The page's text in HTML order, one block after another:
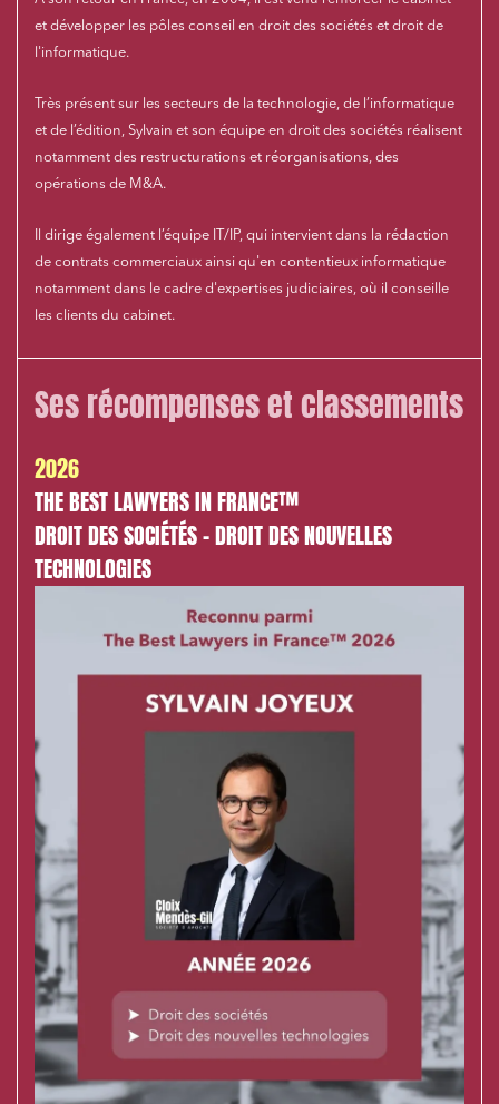
et développer les pôles conseil en droit des sociétés et droit de
l'informatique.
Très présent sur les secteurs de la technologie, de l’informatique
et de l’édition, Sylvain et son équipe en droit des sociétés réalisent
notamment des restructurations et réorganisations, des
opérations de M&A.
Il dirige également l’équipe IT/IP, qui intervient dans la rédaction
de contrats commerciaux ainsi qu'en contentieux informatique
notamment dans le cadre d'expertises judiciaires, où il conseille
les clients du cabinet.
Ses récompenses et classements
2026
THE BEST LAWYERS IN FRANCE™
DROIT DES SOCIÉTÉS - DROIT DES NOUVELLES
TECHNOLOGIES